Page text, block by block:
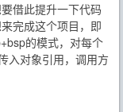
借此提升一下代码
完成这个项目，即
的模式，对每个
入对象引用，调用方